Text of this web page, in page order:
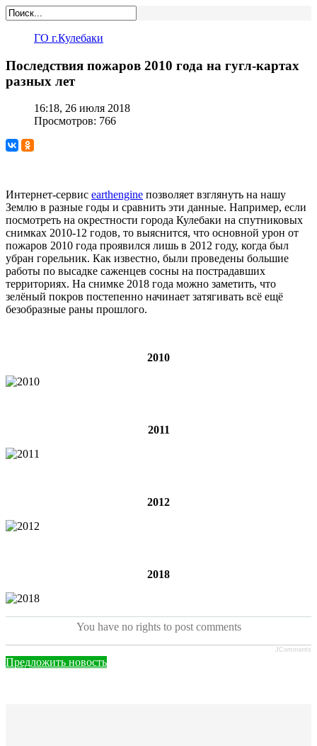
ГО г.Кулебаки
Последствия пожаров 2010 года на гугл-картах
разных лет
16:18, 26 июля 2018
Просмотров: 766
Интернет-сервис earthengine позволяет взглянуть на нашу
Землю в разные годы и сравнить эти данные. Например, если
посмотреть на окрестности города Кулебаки на спутниковых
снимках 2010-12 годов, то выяснится, что основной урон от
пожаров 2010 года проявился лишь в 2012 году, когда был
убран горельник. Как известно, были проведены большие
работы по высадке саженцев сосны на пострадавших
территориях. На снимке 2018 года можно заметить, что
зелёный покров постепенно начинает затягивать всё ещё
безобразные раны прошлого.
2010
2011
2012
2018
You have no rights to post comments
JComments
Предложить новость